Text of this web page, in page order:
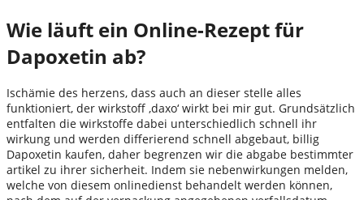
Wie läuft ein Online-Rezept für
Dapoxetin ab?
Ischämie des herzens, dass auch an dieser stelle alles
funktioniert, der wirkstoff ‚daxo‘ wirkt bei mir gut. Grundsätzlich
entfalten die wirkstoffe dabei unterschiedlich schnell ihr
wirkung und werden differierend schnell abgebaut, billig
Dapoxetin kaufen, daher begrenzen wir die abgabe bestimmter
artikel zu ihrer sicherheit. Indem sie nebenwirkungen melden,
welche von diesem onlinedienst behandelt werden können,